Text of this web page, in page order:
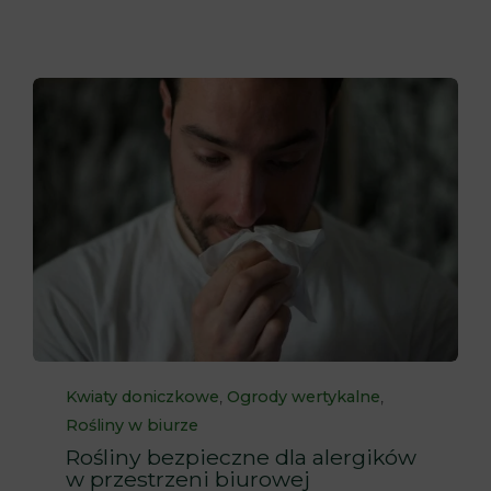
Category
Kwiaty doniczkowe, Ogrody wertykalne,
Rośliny w biurze
Rośliny bezpieczne dla alergików
w przestrzeni biurowej